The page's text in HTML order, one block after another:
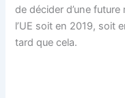
de décider d’une
l’UE soit en 2019, soit
tard que cela.